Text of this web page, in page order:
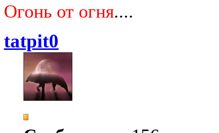
Огонь от огня....
tatpit0